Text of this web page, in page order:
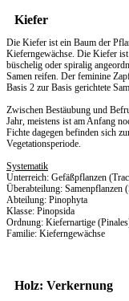
Kiefer
Die Kiefer ist ein Baum der
Kieferngewächse. Die Kiefer
büschelig oder spiralig
Samen reifen. Der feminine
Basis 2 zur Basis gerichtete
Zwischen Bestäubung und
Jahr, meistens ist am Anfang
Fichte dagegen befinden sich
Vegetationsperiode.
Systematik
Unterreich: Gefäßpflanzen
Überabteilung: Samenpflanzen
Abteilung: Pinophyta
Klasse: Pinopsida
Ordnung: Kiefernartige
Familie: Kieferngewächse
Holz: Verkernung